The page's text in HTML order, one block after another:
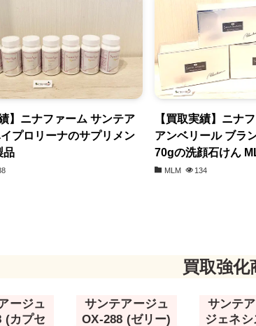
】ニナファーム サンテア
プロリーナのサプリメン
品
【買取実績】ニナ
アンベリール ブラ
70gの洗顔石けん
MLM 134
買取強化
ージュ
(カプセ
サンテアージュ
OX-288 (ゼリー)
サンテ
ジェネシ